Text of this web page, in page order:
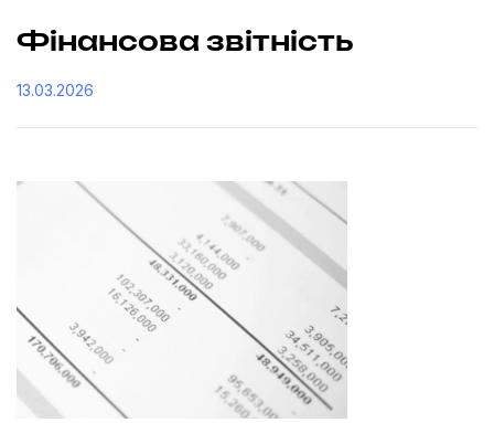
Фінансова звітність
13.03.2026